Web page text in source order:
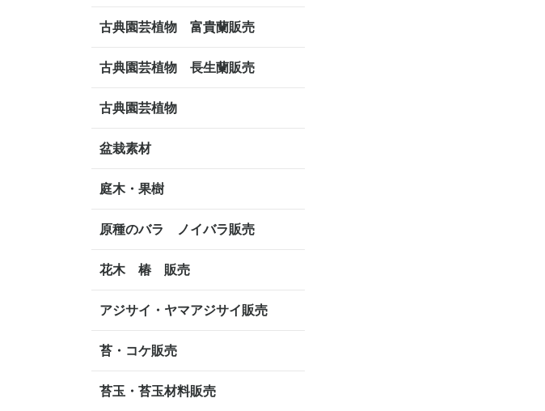
古典園芸植物 富貴蘭販売
古典園芸植物 長生蘭販売
古典園芸植物
盆栽素材
庭木・果樹
原種のバラ ノイバラ販売
花木 椿 販売
アジサイ・ヤマアジサイ販売
苔・コケ販売
苔玉・苔玉材料販売